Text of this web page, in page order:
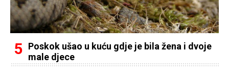
Poskok ušao u kuću gdje je bila žena i dvoje
male djece